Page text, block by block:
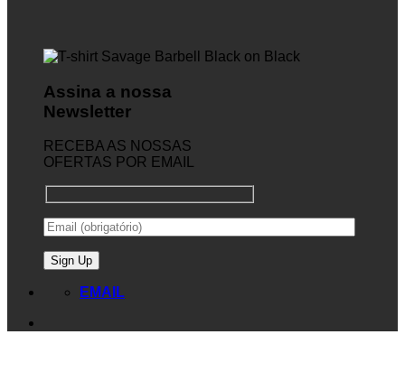
Assina a nossa
Newsletter
RECEBA AS NOSSAS
OFERTAS POR EMAIL
EMAIL